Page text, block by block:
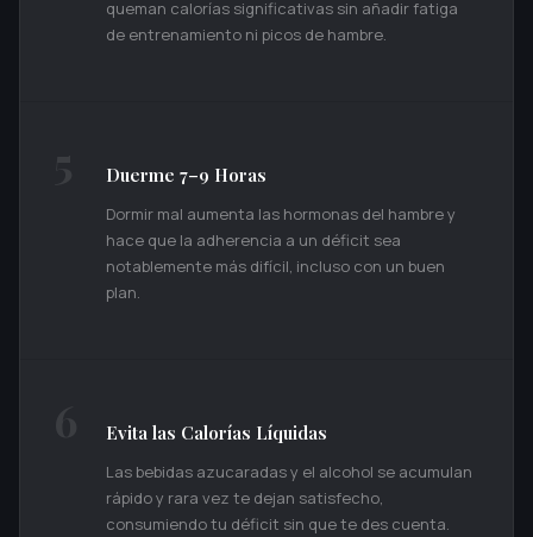
queman calorías significativas sin añadir fatiga
de entrenamiento ni picos de hambre.
Duerme 7–9 Horas
Dormir mal aumenta las hormonas del hambre y
hace que la adherencia a un déficit sea
notablemente más difícil, incluso con un buen
plan.
Evita las Calorías Líquidas
Las bebidas azucaradas y el alcohol se acumulan
rápido y rara vez te dejan satisfecho,
consumiendo tu déficit sin que te des cuenta.